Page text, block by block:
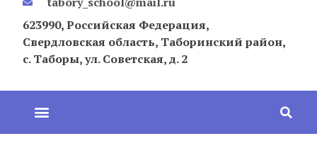
623990, Российская Федерация,
Свердловская область, Таборинский район,
с. Таборы, ул. Советская, д. 2